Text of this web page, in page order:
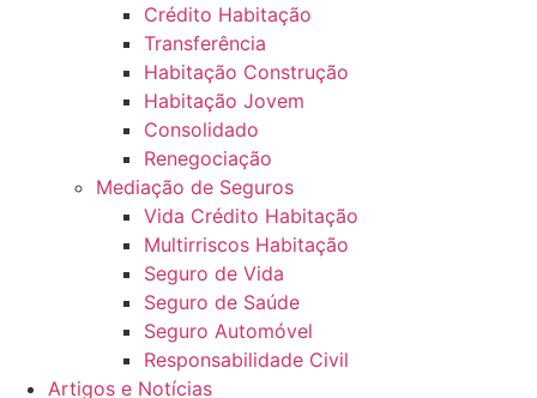
Crédito Habitação
Transferência
Habitação Construção
Habitação Jovem
Consolidado
Renegociação
Mediação de Seguros
Vida Crédito Habitação
Multirriscos Habitação
Seguro de Vida
Seguro de Saúde
Seguro Automóvel
Responsabilidade Civil
Artigos e Notícias